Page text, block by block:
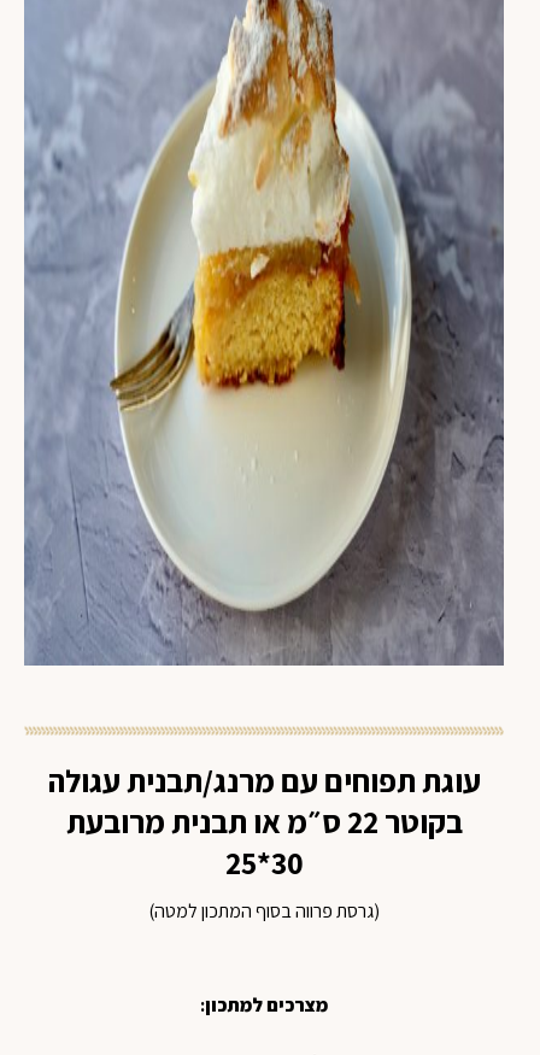
עוגת תפוחים עם מרנג/תבנית עגולה
בקוטר 22 ס״מ או תבנית מרובעת
30*25
(גרסת פרווה בסוף המתכון למטה)
מצרכים למתכון: